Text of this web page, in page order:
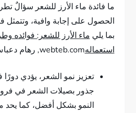
ما فائدة ماء الأرز للشعر سؤالٌ
الحصول على إجابة وافية، وتتمثل
بما يلي ماء الأرز للشعر: فوائده
استعمالهwebteb.com, رهام دعباس:
تعزيز نمو الشعر، يؤدي دورًا
جذور بصيلات الشعر في
النمو بشكل أفضل، كما يحد